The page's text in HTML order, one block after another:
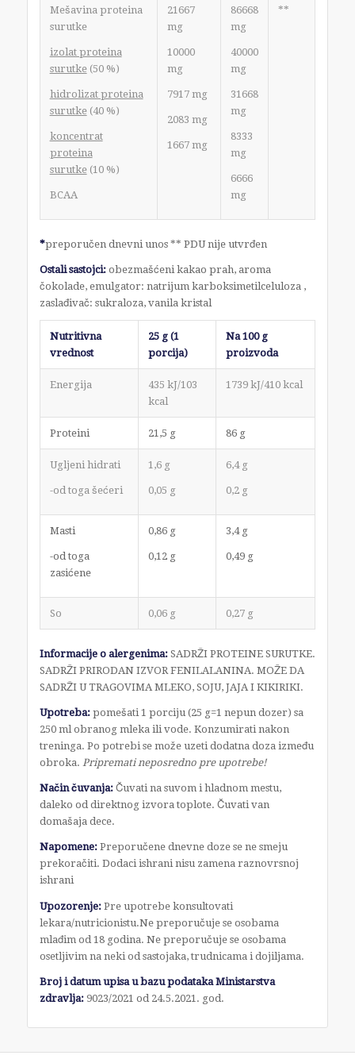
Mešavina proteina
surutke
izolat proteina
surutke(50 %)
hidrolizat proteina
surutke(40 %)
koncentrat
proteina
surutke(10 %)
BCAA
21667
mg
10000
mg
7917 mg
2083 mg
1667 mg
86668
mg
40000
mg
31668
mg
8333
mg
6666
mg
**
*preporučen dnevni unos ** PDU nije utvrđen
Ostali sastojci:obezmašćeni kakao prah, aroma
čokolade, emulgator: natrijum karboksimetilceluloza ,
zaslađivač: sukraloza, vanila kristal
Nutritivna
vrednost
25 g (1
porcija)
Na 100 g
proizvoda
Energija
435 kJ/103
kcal
1739 kJ/410 kcal
Proteini 21,5 g 86 g
Ugljeni hidrati
-od toga šećeri
1,6 g
0,05 g
6,4 g
0,2 g
Masti
-od toga
zasićene
0,86 g
0,12 g
3,4 g
0,49 g
So 0,06 g 0,27 g
Informacije o alergenima: SADRŽI PROTEINE SURUTKE.
SADRŽI PRIRODAN IZVOR FENILALANINA. MOŽE DA
SADRŽI U TRAGOVIMA MLEKO, SOJU, JAJA I KIKIRIKI.
Upotreba:pomešati 1 porciju (25 g=1 nepun dozer) sa
250 ml obranog mleka ili vode. Konzumirati nakon
treninga. Po potrebi se može uzeti dodatna doza između
obroka. Pripremati neposredno pre upotrebe!
Način čuvanja: Čuvati na suvom i hladnom mestu,
daleko od direktnog izvora toplote. Čuvati van
domašaja dece.
Napomene: Preporučene dnevne doze se ne smeju
prekoračiti. Dodaci ishrani nisu zamena raznovrsnoj
ishrani
Upozorenje:Pre upotrebe konsultovati
lekara/nutricionistu.Ne preporučuje se osobama
mlađim od 18 godina. Ne preporučuje se osobama
osetljivim na neki od sastojaka, trudnicama i dojiljama.
Broj i datum upisa u bazu podataka Ministarstva
zdravlja:9023/2021 od 24.5.2021. god.